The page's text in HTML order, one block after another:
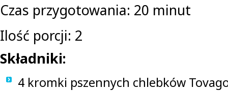
Czas przygotowania: 20 minut
Ilość porcji: 2
Składniki:
4 kromki pszennych chlebków